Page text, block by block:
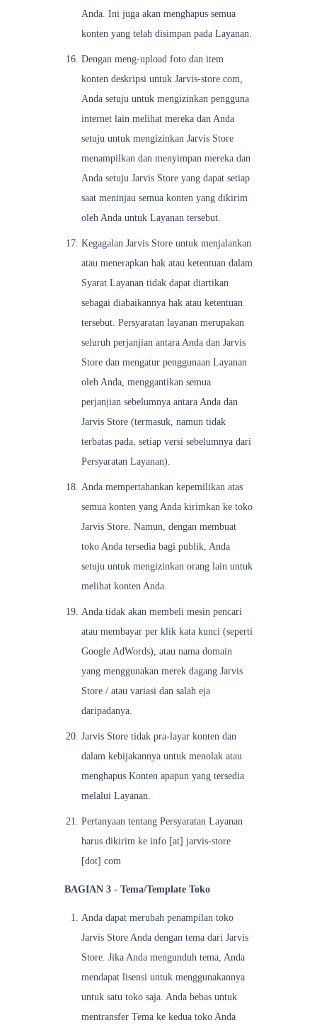
Anda. Ini juga akan menghapus semua
konten yang telah disimpan pada Layanan.
Dengan meng-upload foto dan item
konten deskripsi untuk Jarvis-store.com,
Anda setuju untuk mengizinkan pengguna
internet lain melihat mereka dan Anda
setuju untuk mengizinkan Jarvis Store
menampilkan dan menyimpan mereka dan
Anda setuju Jarvis Store yang dapat setiap
saat meninjau semua konten yang dikirim
oleh Anda untuk Layanan tersebut.
Kegagalan Jarvis Store untuk menjalankan
atau menerapkan hak atau ketentuan dalam
Syarat Layanan tidak dapat diartikan
sebagai diabaikannya hak atau ketentuan
tersebut. Persyaratan layanan merupakan
seluruh perjanjian antara Anda dan Jarvis
Store dan mengatur penggunaan Layanan
oleh Anda, menggantikan semua
perjanjian sebelumnya antara Anda dan
Jarvis Store (termasuk, namun tidak
terbatas pada, setiap versi sebelumnya dari
Persyaratan Layanan).
Anda mempertahankan kepemilikan atas
semua konten yang Anda kirimkan ke toko
Jarvis Store. Namun, dengan membuat
toko Anda tersedia bagi publik, Anda
setuju untuk mengizinkan orang lain untuk
melihat konten Anda.
Anda tidak akan membeli mesin pencari
atau membayar per klik kata kunci (seperti
Google AdWords), atau nama domain
yang menggunakan merek dagang Jarvis
Store / atau variasi dan salah eja
daripadanya.
Jarvis Store tidak pra-layar konten dan
dalam kebijakannya untuk menolak atau
menghapus Konten apapun yang tersedia
melalui Layanan.
Pertanyaan tentang Persyaratan Layanan
harus dikirim ke info [at] jarvis-store
[dot] com
BAGIAN 3 - Tema/Template Toko
Anda dapat merubah penampilan toko
Jarvis Store Anda dengan tema dari Jarvis
Store. Jika Anda mengunduh tema, Anda
mendapat lisensi untuk menggunakannya
untuk satu toko saja. Anda bebas untuk
mentransfer Tema ke kedua toko Anda